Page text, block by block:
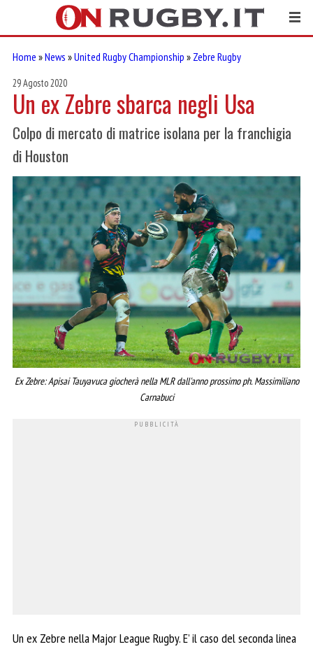
Home »News »United Rugby Championship » Zebre Rugby
29 Agosto 2020
Un ex Zebre sbarca negli Usa
Colpo di mercato di matrice isolana per la franchigia
di Houston
Ex Zebre: Apisai Tauyavuca giocherà nella MLR dall'anno prossimo ph. Massimiliano
Carnabuci
Un ex Zebre nella Major League Rugby. E’ il caso del seconda linea